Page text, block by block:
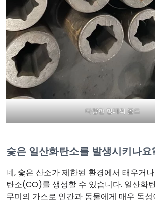
다양한 형태의 몰드
숯은 일산화탄소를 발생시키나요
네, 숯은 산소가 제한된 환경에서 태우거
탄소(CO)를 생성할 수 있습니다. 일산화
무미의 가스로 인간과 동물에게 매우 독